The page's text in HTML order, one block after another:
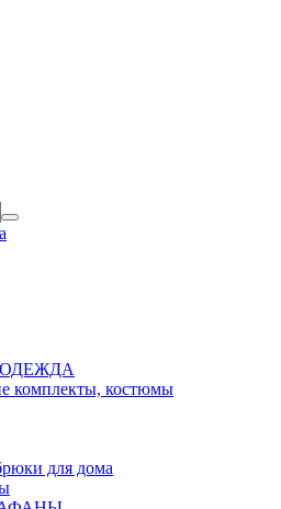
комплекты, костюмы
для дома